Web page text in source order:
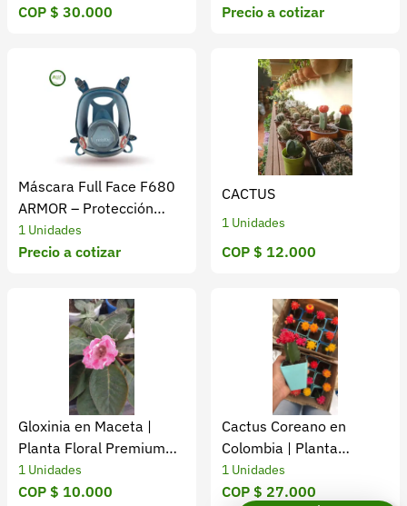
COP $ 30.000 Precio a cotizar
Máscara Full Face F680
ARMOR – Protección
Total en Agro e Industria
1 Unidades
Precio a cotizar
CACTUS
1 Unidades
COP $ 12.000
Gloxinia en Maceta |
Planta Floral Premium
Colombia
1 Unidades
COP $ 10.000
Cactus Coreano en
Colombia | Planta
Exótica Fácil
1 Unidades
COP $ 27.000